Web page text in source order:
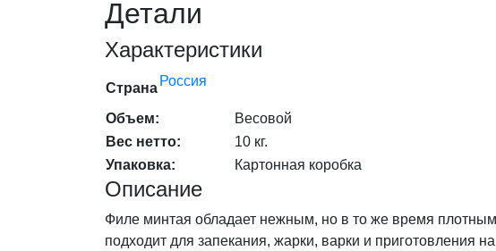
Рыбные
продукты
(10%),
количество
Детали
Характеристики
Страна Россия
Объем:
Весовой
Вес нетто:
10 кг.
Упаковка:
Картонная коробка
Описание
Филе минтая обладает нежным, но в то же время
подходит для запекания, жарки, варки и приготовления